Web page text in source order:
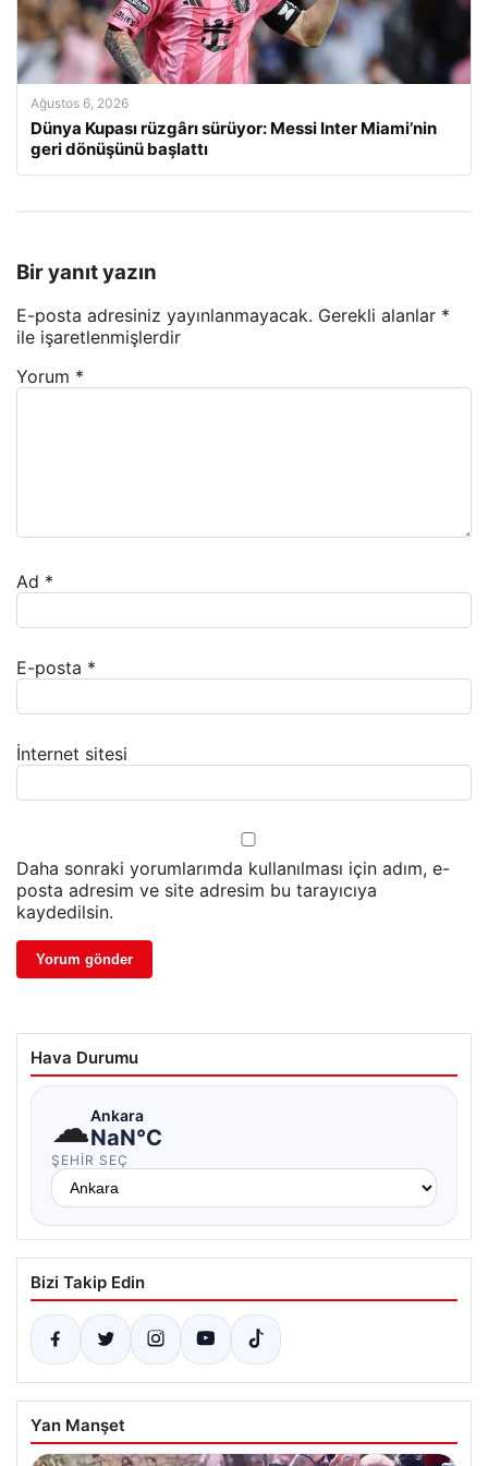
Ağustos 6, 2026
Dünya Kupası rüzgârı sürüyor: Messi Inter Miami’nin
geri dönüşünü başlattı
Bir yanıt yazın
E-posta adresiniz yayınlanmayacak. Gerekli alanlar *
ile işaretlenmişlerdir
Yorum *
Ad *
E-posta *
İnternet sitesi
Daha sonraki yorumlarımda kullanılması için adım, e-
posta adresim ve site adresim bu tarayıcıya
kaydedilsin.
Hava Durumu
☁Ankara
NaN°C
ŞEHIR SEÇ
Bizi Takip Edin
Yan Manşet